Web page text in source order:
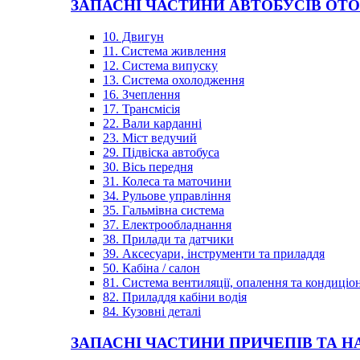
ЗАПАСНІ ЧАСТИНИ АВТОБУСІВ
10. Двигун
11. Система живлення
12. Система випуску
13. Система охолодження
16. Зчеплення
17. Трансмісія
22. Вали карданні
23. Міст ведучий
29. Підвіска автобуса
30. Вісь передня
31. Колеса та маточини
34. Рульове управління
35. Гальмівна система
37. Електрообладнання
38. Прилади та датчики
39. Аксесуари, інструменти та приладдя
50. Кабіна / салон
81. Система вентиляції, опалення та
82. Приладдя кабіни водія
84. Кузовні деталі
ЗАПАСНІ ЧАСТИНИ ПРИЧЕПІВ ТА